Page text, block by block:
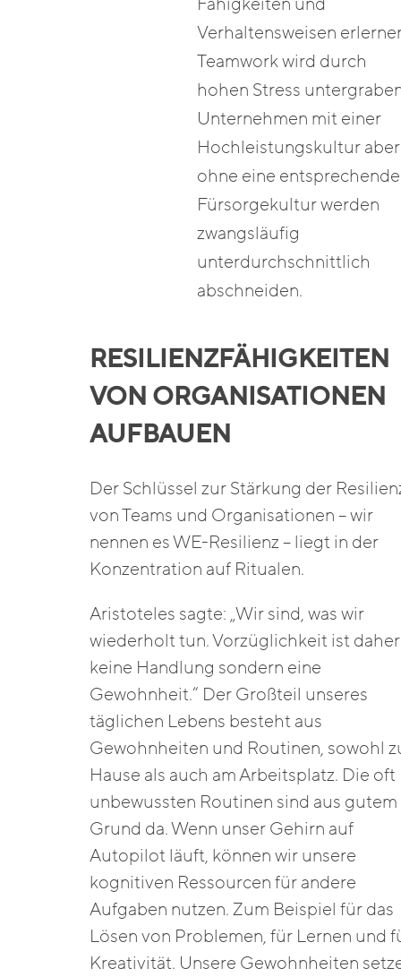
Fähigkeiten und
Verhaltensweisen
Teamwork wird durch
hohen Stress
Unternehmen mit einer
Hochleistungskultur aber
ohne eine entsprechende
Fürsorgekultur werden
zwangsläufig
unterdurchschnittlich
abschneiden.
RESILIENZFÄHIGKEITEN
VON ORGANISATIONEN
AUFBAUEN
Der Schlüssel zur Stärkung der
von Teams und Organisationen – wir
nennen es WE-Resilienz – liegt in der
Konzentration auf Ritualen.
Aristoteles sagte: „Wir sind, was wir
wiederholt tun. Vorzüglichkeit ist daher
keine Handlung sondern eine
Gewohnheit.“ Der Großteil unseres
täglichen Lebens besteht aus
Gewohnheiten und Routinen, sowohl
Hause als auch am Arbeitsplatz. Die oft
unbewussten Routinen sind aus gutem
Grund da. Wenn unser Gehirn auf
Autopilot läuft, können wir unsere
kognitiven Ressourcen für andere
Aufgaben nutzen. Zum Beispiel für das
Lösen von Problemen, für Lernen und
Kreativität. Unsere Gewohnheiten